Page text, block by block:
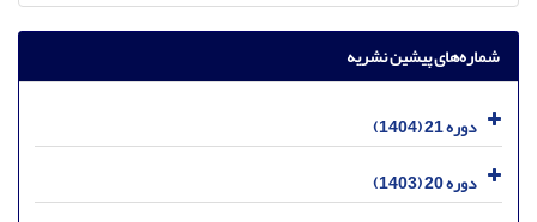
شماره‌های پیشین نشریه
دوره 21 (1404)
دوره 20 (1403)